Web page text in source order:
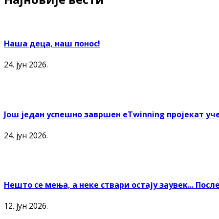
Наша деца, наш понос!
24. јун 2026.
Још један успешно завршен еTwinning пројекат
24. јун 2026.
Нешто се мења, а неке ствари остају заувек...
12. јун 2026.